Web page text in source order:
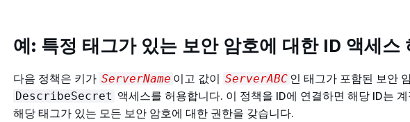
예: 특정 태그가 있는 보안 암호에 대한 ID 액세스
다음 정책은 키가 ServerName 이고 값이 ServerABC 인 태그가 포함된 보안
DescribeSecret 액세스를 허용합니다. 이 정책을 ID에 연결하면 해당 ID는
해당 태그가 있는 모든 보안 암호에 대한 권한을 갖습니다.